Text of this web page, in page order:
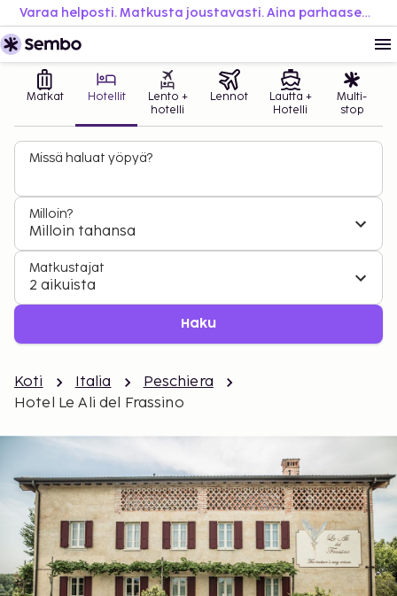
Varaa helposti. Matkusta joustavasti. Aina parhaaseen hintaan.
Matkat Hotellit
Lento +
hotelli
Lennot
Lautta +
Hotelli
Multi-
stop
Missä haluat yöpyä?
Milloin?
Milloin tahansa
Matkustajat
2 aikuista
Haku
Koti Italia
Peschiera
Hotel Le Ali del Frassino